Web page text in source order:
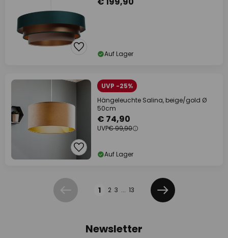
Auf Lager
UVP -25%
Hängeleuchte Salina, beige/gold Ø
50cm
€ 74,90
UVP€ 99,90
Auf Lager
Zurück 1 2 3 ... 13
Weiter
Newsletter